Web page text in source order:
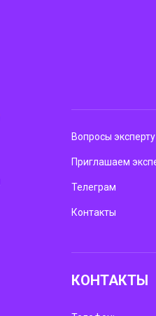
Вопросы эксперту
Приглашаем
Телеграм
Контакты
КОНТАКТЫ